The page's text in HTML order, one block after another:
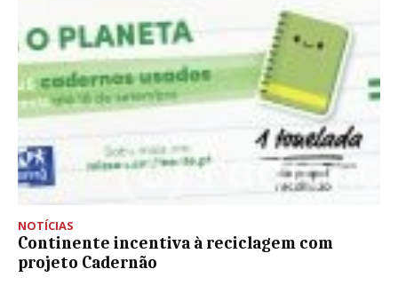
NOTÍCIAS
Continente incentiva à reciclagem com
projeto Cadernão